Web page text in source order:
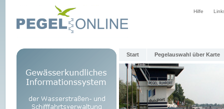
Hilfe
Start Pegelauswahl über Karte